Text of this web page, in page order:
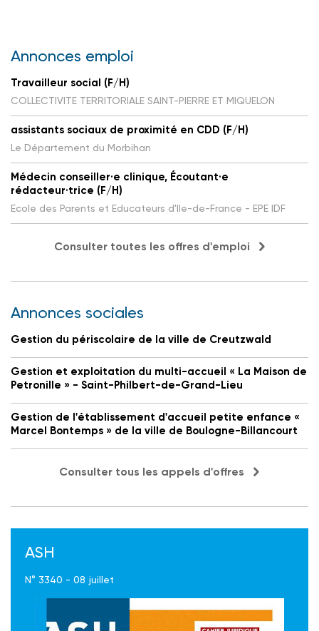
Annonces emploi
Travailleur social (F/H)
COLLECTIVITE TERRITORIALE SAINT-PIERRE ET MIQUELON
assistants sociaux de proximité en CDD (F/H)
Le Département du Morbihan
Médecin conseiller·e clinique, Écoutant·e
rédacteur·trice (F/H)
Ecole des Parents et Educateurs d'Ile-de-France - EPE IDF
Consulter toutes les offres d'emploi
Annonces sociales
Gestion du périscolaire de la ville de Creutzwald
Gestion et exploitation du multi-accueil « La Maison de
Petronille » - Saint-Philbert-de-Grand-Lieu
Gestion de l'établissement d'accueil petite enfance «
Marcel Bontemps » de la ville de Boulogne-Billancourt
Consulter tous les appels d'offres
ASH
N° 3340 - 08 juillet